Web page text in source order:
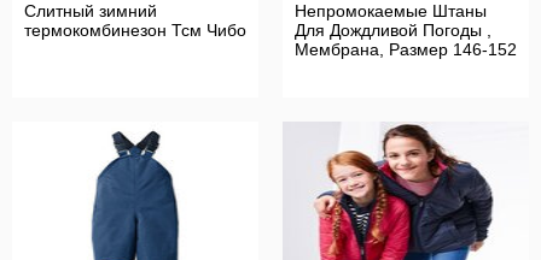
Слитный зимний
термокомбинезон Тсм Чибо
Непромокаемые Штаны
Для Дождливой Погоды ,
Мембрана, Размер 146-152